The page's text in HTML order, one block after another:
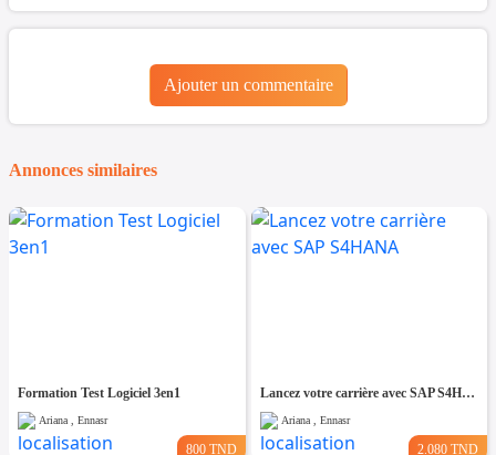
Ajouter un commentaire
Annonces similaires
Formation Test Logiciel 3en1
Ariana , Ennasr
800 TND
Lancez votre carrière avec SAP S4HANA
Ariana , Ennasr
2.080 TND